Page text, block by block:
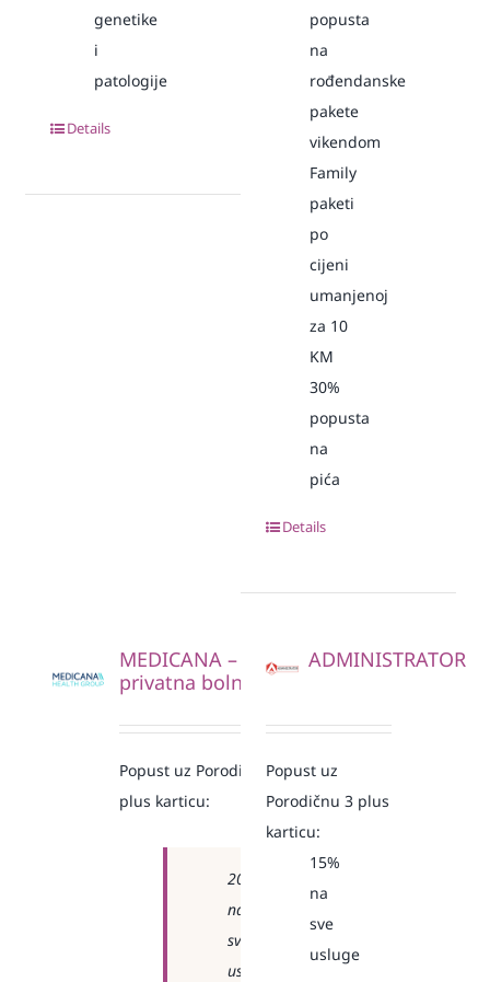
genetike
i
patologije
Details
popusta
na
rođendanske
pakete
vikendom
Family
paketi
po
cijeni
umanjenoj
za 10
KM
30%
popusta
na
pića
Details
MEDICANA –
privatna bolnica
Popust uz Porodičnu 3
plus karticu:
20%
na
sve
usluge
ADMINISTRATOR
Popust uz
Porodičnu 3 plus
karticu:
15%
na
sve
usluge